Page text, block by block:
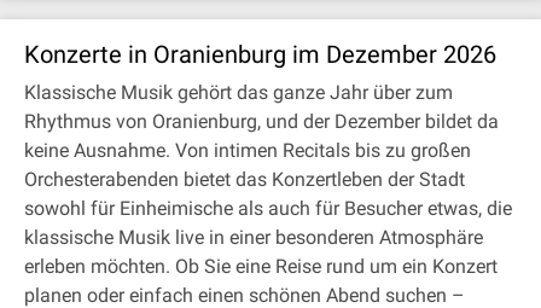
Konzerte in Oranienburg im Dezember 2026
Klassische Musik gehört das ganze Jahr über zum
Rhythmus von Oranienburg, und der Dezember bildet da
keine Ausnahme. Von intimen Recitals bis zu großen
Orchesterabenden bietet das Konzertleben der Stadt
sowohl für Einheimische als auch für Besucher etwas, die
klassische Musik live in einer besonderen Atmosphäre
erleben möchten. Ob Sie eine Reise rund um ein Konzert
planen oder einfach einen schönen Abend suchen –